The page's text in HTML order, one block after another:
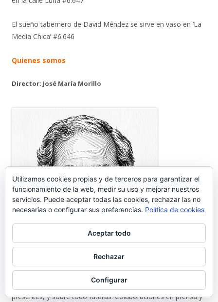
El sueño tabernero de David Méndez se sirve en vaso en ‘La
Media Chica’ #6.646
Quienes somos
Director: José María Morillo
Portuense, o porteño de cuarta generación, que cree en El
Puerto de Santa María través de sus gentes, pasadas y
presentes, y sobre todo futuras. Colaboraciones en prensa y
Utilizamos cookies propias y de terceros para garantizar el
funcionamiento de la web, medir su uso y mejorar nuestros
servicios. Puede aceptar todas las cookies, rechazar las no
necesarias o configurar sus preferencias. Política de cookies
Aceptar todo
Rechazar
Configurar